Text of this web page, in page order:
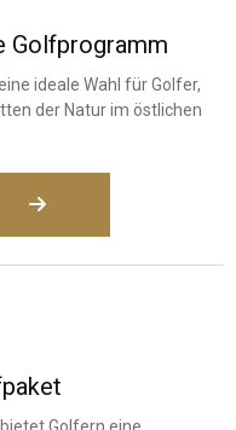
Golfprogramm
ideale Wahl für Golfer,
der Natur im östlichen
Golfern eine